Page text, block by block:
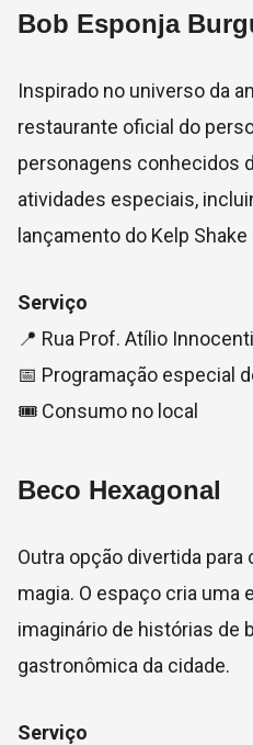
Bob Esponja
Inspirado no universo da
restaurante oficial do
personagens conhecidos
atividades especiais,
lançamento do Kelp
Serviço
📍 Rua Prof. Atílio
📅 Programação especial
🎟 Consumo no local
Beco Hexagonal
Outra opção divertida
magia. O espaço cria
imaginário de histórias de
gastronômica da cidade.
Serviço